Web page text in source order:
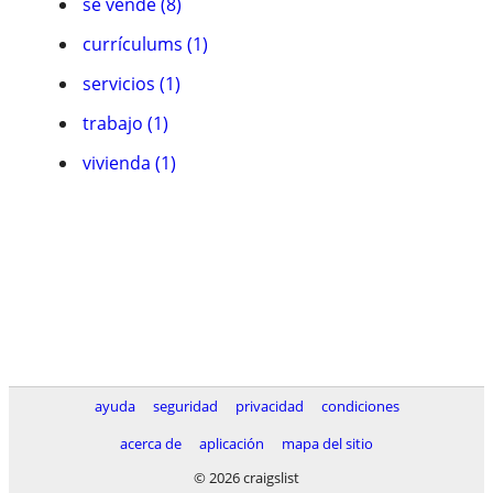
currículums (1)
servicios (1)
trabajo (1)
vivienda (1)
ayuda seguridad privacidad
condiciones
acerca de
aplicación
mapa del sitio
© 2026 craigslist